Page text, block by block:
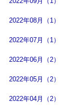
2022年08月（1）
2022年07月（1）
2022年06月（2）
2022年05月（2）
2022年04月（2）